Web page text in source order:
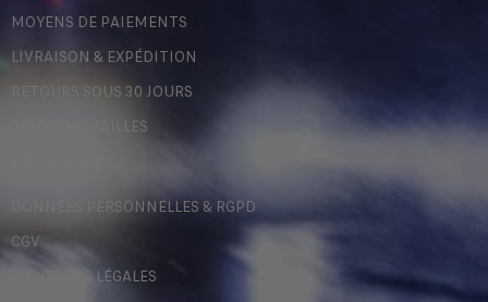
MOYENS DE PAIEMENTS
LIVRAISON & EXPÉDITION
RETOURS SOUS 30 JOURS
GUIDE DES TAILLES
DONNÉES PERSONNELLES & RGPD
CGV
MENTIONS LÉGALES